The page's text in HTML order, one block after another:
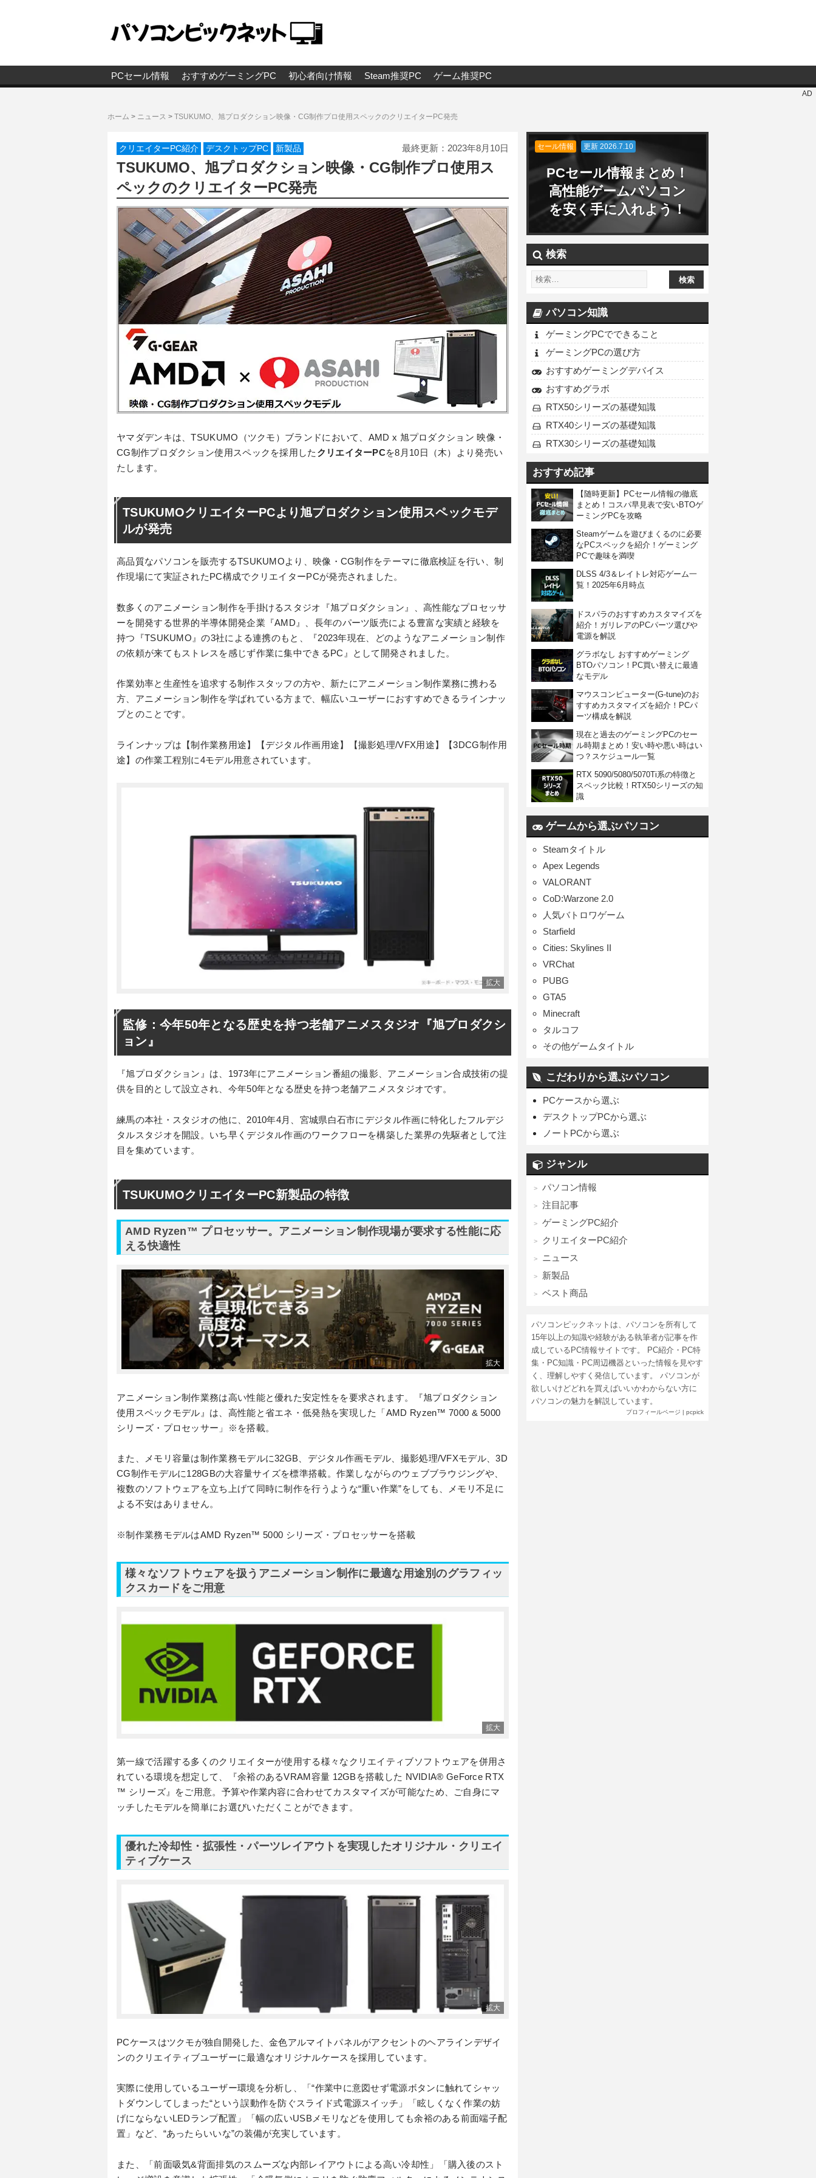
PCセール情報 おすすめゲーミングPC 初心者向け情報 Steam推奨PC ゲーム推奨PC
AD
ホーム > ニュース > TSUKUMO、旭プロダクション映像・CG制作プロ使用スペックのクリエイターPC発売
クリエイターPC紹介 デスクトップPC 新製品 最終更新： 2023年8月10日
TSUKUMO、旭プロダクション映像・CG制作プロ使用ス
ペックのクリエイターPC発売
ヤマダデンキは、TSUKUMO（ツクモ）ブランドにおいて、AMD x 旭プロダクション 映像・
CG制作プロダクション使用スペックを採用した クリエイターPCを8月10日（木）より発売い
たします。
TSUKUMOクリエイターPCより旭プロダクション使用スペックモデ
ルが発売
高品質なパソコンを販売するTSUKUMOより、映像・CG制作をテーマに徹底検証を行い、制
作現場にて実証されたPC構成でクリエイターPCが発売されました。
数多くのアニメーション制作を手掛けるスタジオ『旭プロダクション』、高性能なプロセッサ
ーを開発する世界的半導体開発企業『AMD』、長年のパーツ販売による豊富な実績と経験を
持つ『TSUKUMO』の3社による連携のもと、『2023年現在、どのようなアニメーション制作
の依頼が来てもストレスを感じず作業に集中できるPC』として開発されました。
作業効率と生産性を追求する制作スタッフの方や、新たにアニメーション制作業務に携わる
方、アニメーション制作を学ばれている方まで、幅広いユーザーにおすすめできるラインナッ
プとのことです。
ラインナップは【制作業務用途】【デジタル作画用途】【撮影処理/VFX用途】【3DCG制作用
途】の作業工程別に4モデル用意されています。
監修：今年50年となる歴史を持つ老舗アニメスタジオ『旭プロダクシ
ョン』
『旭プロダクション』は、1973年にアニメーション番組の撮影、アニメーション合成技術の提
供を目的として設立され、今年50年となる歴史を持つ老舗アニメスタジオです。
練馬の本社・スタジオの他に、2010年4月、宮城県白石市にデジタル作画に特化したフルデジ
タルスタジオを開設。いち早くデジタル作画のワークフローを構築した業界の先駆者として注
目を集めています。
TSUKUMOクリエイターPC新製品の特徴
AMD Ryzen™ プロセッサー。アニメーション制作現場が要求する性能に応
える快適性
アニメーション制作業務は高い性能と優れた安定性をを要求されます。『旭プロダクション
使用スペックモデル』は、高性能と省エネ・低発熱を実現した「AMD Ryzen™ 7000 & 5000
シリーズ・プロセッサー」※を搭載。
また、メモリ容量は制作業務モデルに32GB、デジタル作画モデル、撮影処理/VFXモデル、3D
CG制作モデルに128GBの大容量サイズを標準搭載。作業しながらのウェブブラウジングや、
複数のソフトウェアを立ち上げて同時に制作を行うような“重い作業”をしても、メモリ不足に
よる不安はありません。
※制作業務モデルはAMD Ryzen™ 5000 シリーズ・プロセッサーを搭載
様々なソフトウェアを扱うアニメーション制作に最適な用途別のグラフィッ
クスカードをご用意
第一線で活躍する多くのクリエイターが使用する様々なクリエイティブソフトウェアを併用さ
れている環境を想定して、『余裕のあるVRAM容量 12GBを搭載した NVIDIA® GeForce RTX
™ シリーズ』をご用意。予算や作業内容に合わせてカスタマイズが可能なため、ご自身にマ
ッチしたモデルを簡単にお選びいただくことができます。
優れた冷却性・拡張性・パーツレイアウトを実現したオリジナル・クリエイ
ティブケース
PCケースはツクモが独自開発した、金色アルマイトパネルがアクセントのヘアラインデザイ
ンのクリエイティブユーザーに最適なオリジナルケースを採用しています。
実際に使用しているユーザー環境を分析し、「“作業中に意図せず電源ボタンに触れてシャッ
トダウンしてしまった“という誤動作を防ぐスライド式電源スイッチ」「眩しくなく作業の妨
げにならないLEDランプ配置」「幅の広いUSBメモリなどを使用しても余裕のある前面端子配
置」など、“あったらいいな”の装備が充実しています。
また、「前面吸気&背面排気のスムーズな内部レイアウトによる高い冷却性」「購入後のスト
セール情報 更新 2026.7.10
PCセール情報まとめ！
高性能ゲームパソコン
を安く手に入れよう！
検索
パソコン知識
ゲーミングPCでできること
ゲーミングPCの選び方
おすすめゲーミングデバイス
おすすめグラボ
RTX50シリーズの基礎知識
RTX40シリーズの基礎知識
RTX30シリーズの基礎知識
おすすめ記事
【随時更新】PCセール情報の徹底
まとめ！コスパ早見表で安いBTOゲ
ーミングPCを攻略
Steamゲームを遊びまくるのに必要
なPCスペックを紹介！ゲーミング
PCで趣味を満喫
DLSS 4/3＆レイトレ対応ゲーム一
覧！2025年6月時点
ドスパラのおすすめカスタマイズを
紹介！ガリレアのPCパーツ選びや
電源を解説
グラボなし おすすめゲーミング
BTOパソコン！PC買い替えに最適
なモデル
マウスコンピューター(G-tune)のお
すすめカスタマイズを紹介！PCパ
ーツ構成を解説
現在と過去のゲーミングPCのセー
ル時期まとめ！安い時や悪い時はい
つ？スケジュール一覧
RTX 5090/5080/5070Ti系の特徴と
スペック比較！RTX50シリーズの知
識
ゲームから選ぶパソコン
Steamタイトル
Apex Legends
VALORANT
CoD:Warzone 2.0
人気バトロワゲーム
Starfield
Cities: Skylines II
VRChat
PUBG
GTA5
Minecraft
タルコフ
その他ゲームタイトル
こだわりから選ぶパソコン
PCケースから選ぶ
デスクトップPCから選ぶ
ノートPCから選ぶ
ジャンル
パソコン情報
注目記事
ゲーミングPC紹介
クリエイターPC紹介
ニュース
新製品
ベスト商品
パソコンピックネットは、パソコンを所有して
15年以上の知識や経験がある執筆者が記事を作
成しているPC情報サイトです。 PC紹介・PC特
集・PC知識・PC周辺機器といった情報を見やす
く、理解しやすく発信しています。 パソコンが
欲しいけどどれを買えばいいかわからない方に
パソコンの魅力を解説しています。
プロフィールページ | pcpick